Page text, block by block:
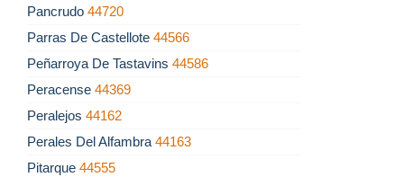
Pancrudo 44720
Parras De Castellote 44566
Peñarroya De Tastavins 44586
Peracense 44369
Peralejos 44162
Perales Del Alfambra 44163
Pitarque 44555